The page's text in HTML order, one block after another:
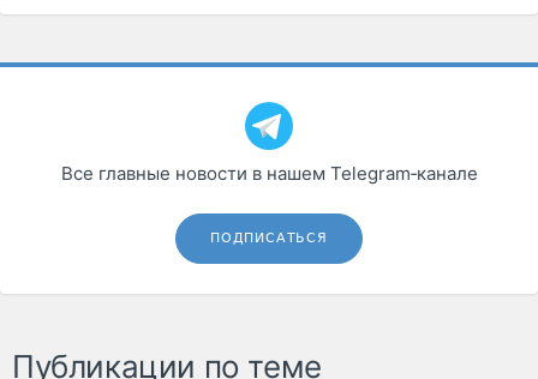
Все главные новости в нашем Telegram‑канале
ПОДПИСАТЬСЯ
Публикации по теме